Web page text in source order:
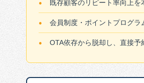
既存顧客のリピート率向上
会員制度・ポイントプログ
OTA依存から脱却し、直接予